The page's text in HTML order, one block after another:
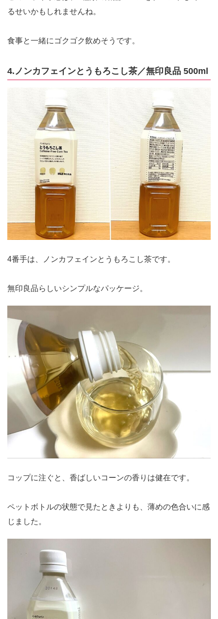
るせいかもしれませんね。
食事と一緒にゴクゴク飲めそうです。
4.ノンカフェインとうもろこし茶／無印良品 500ml
4番手は、ノンカフェインとうもろこし茶です。
無印良品らしいシンプルなパッケージ。
コップに注ぐと、香ばしいコーンの香りは健在です。
ペットボトルの状態で見たときよりも、薄めの色合いに感
じました。